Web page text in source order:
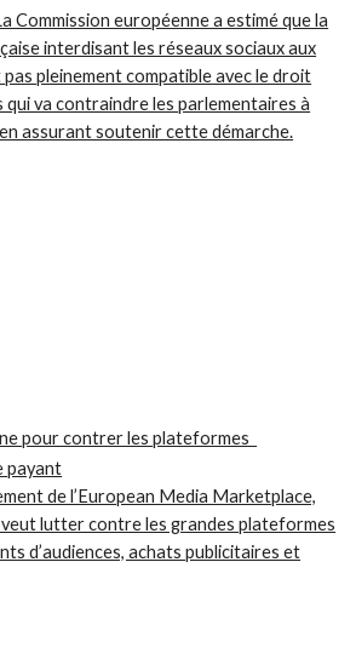
Commission européenne a estimé que la
interdisant les réseaux sociaux aux
pas pleinement compatible avec le droit
qui va contraindre les parlementaires à
assurant soutenir cette démarche.
pour contrer les plateformes
de l’European Media Marketplace,
veut lutter contre les grandes plateformes
d’audiences, achats publicitaires et